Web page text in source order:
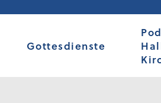
Gottesdienste